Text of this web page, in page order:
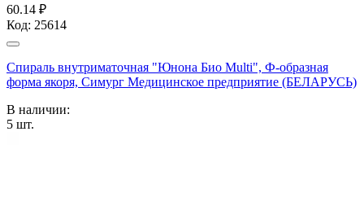
60.14 ₽
Код: 25614
Спираль внутриматочная "Юнона Био Multi", Ф-образная
форма якоря, Симург Медицинское предприятие (БЕЛАРУСЬ)
В наличии:
5 шт.